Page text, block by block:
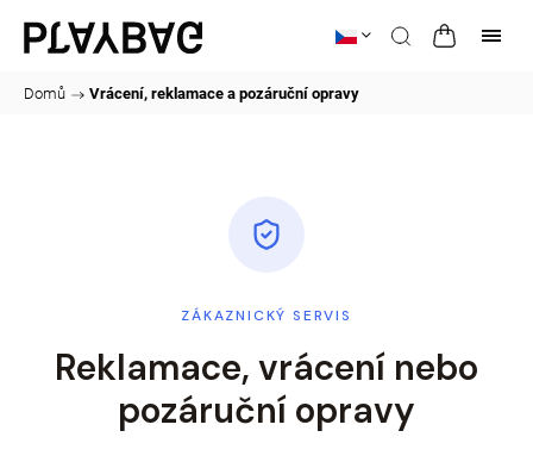
Domů / Vrácení, reklamace a pozáruční opravy
ZÁKAZNICKÝ SERVIS
Reklamace, vrácení nebo
pozáruční opravy